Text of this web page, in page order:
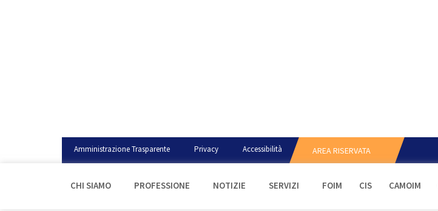
Amministrazione Trasparente Privacy Accessibilità AREA RISERVATA
CHI SIAMO PROFESSIONE NOTIZIE SERVIZI FOIM CIS CAMOIM